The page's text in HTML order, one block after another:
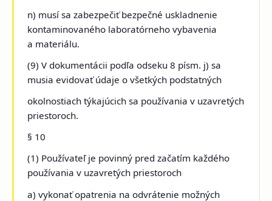
n) musí sa zabezpečiť bezpečné uskladnenie
kontaminovaného laboratórneho vybavenia
a materiálu.
(9) V dokumentácii podľa odseku 8 písm. j) sa
musia evidovať údaje o všetkých podstatných
okolnostiach týkajúcich sa používania v uzavretých
priestoroch.
§ 10
(1) Používateľ je povinný pred začatím každého
používania v uzavretých priestoroch
a) vykonať opatrenia na odvrátenie možných